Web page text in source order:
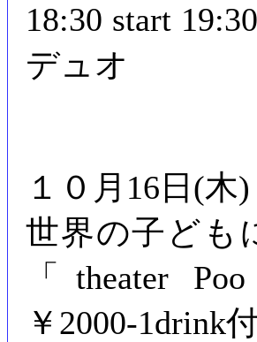
18:30 start
デュオ
１０月16日(木)
世界の子ども
「theater
￥2000-1drink